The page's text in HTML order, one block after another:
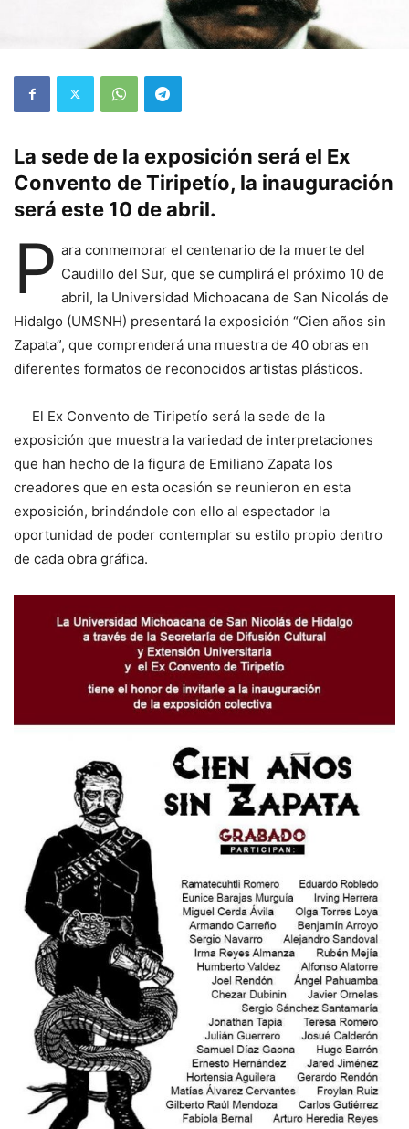
La sede de la exposición será el Ex
Convento de Tiripetío, la inauguración
será este 10 de abril.
P ara conmemorar el centenario de la muerte del
Caudillo del Sur, que se cumplirá el próximo 10 de
abril, la Universidad Michoacana de San Nicolás de
Hidalgo (UMSNH) presentará la exposición “Cien años sin
Zapata”, que comprenderá una muestra de 40 obras en
diferentes formatos de reconocidos artistas plásticos.
El Ex Convento de Tiripetío será la sede de la
exposición que muestra la variedad de interpretaciones
que han hecho de la figura de Emiliano Zapata los
creadores que en esta ocasión se reunieron en esta
exposición, brindándole con ello al espectador la
oportunidad de poder contemplar su estilo propio dentro
de cada obra gráfica.